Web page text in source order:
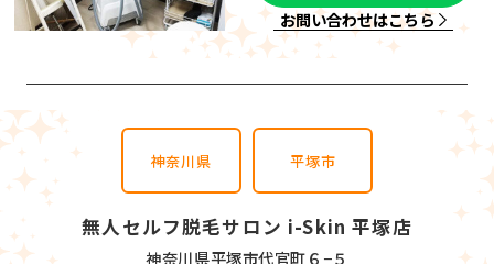
お問い合わせはこちら
神奈川県 平塚市
無人セルフ脱毛サロン i-Skin 平塚店
神奈川県平塚市代官町６−５